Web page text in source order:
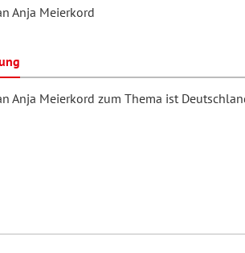
und Unterrichtsforschung
und
Forum
Anja Meierkord
Anja Meierkord zum Thema ist